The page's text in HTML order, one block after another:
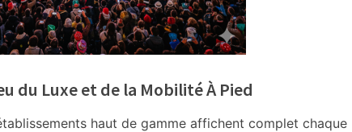
du Luxe et de la Mobilité À Pied
haut de gamme affichent complet chaque